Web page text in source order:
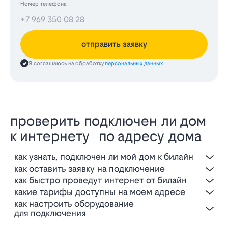
Номер телефона
отправить заявку
Я соглашаюсь на обработкуперсональных данных
проверить подключен ли дом
к интернету по адресу дома
как узнать, подключен ли мой дом к билайн
как оставить заявку на подключение
как быстро проведут интернет от билайн
какие тарифы доступны на моем адресе
как настроить оборудование
для подключения